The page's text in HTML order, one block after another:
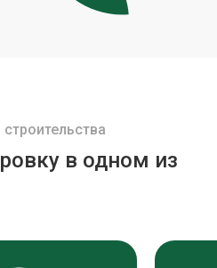
в одном из